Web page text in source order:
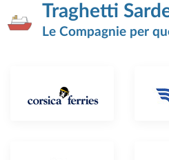
Traghetti
Le Compagnie per